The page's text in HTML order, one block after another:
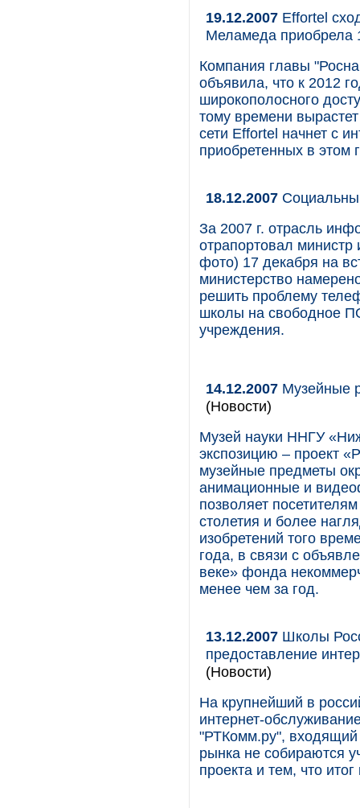
19.12.2007 Effortel
Меламеда приобрела
Компания главы
объявила, что к 2012
широкополосного
тому времени
сети Effortel начнет с
приобретенных в этом
18.12.2007
За 2007 г. отрасль
отрапортовал
фото) 17 декабря на
министерство
решить проблему
школы на свободное
учреждения.
14.12.2007 Музейные
(Новости)
Музей науки ННГУ
экспозицию – проект
музейные предметы
анимационные и
позволяет
столетия и более
изобретений того
года, в связи с
веке» фонда
менее чем за год.
13.12.2007 Школы
предоставление
(Новости)
На крупнейший в
интернет-
"РТКомм.ру", входящий
рынка не собираются
проекта и тем, что